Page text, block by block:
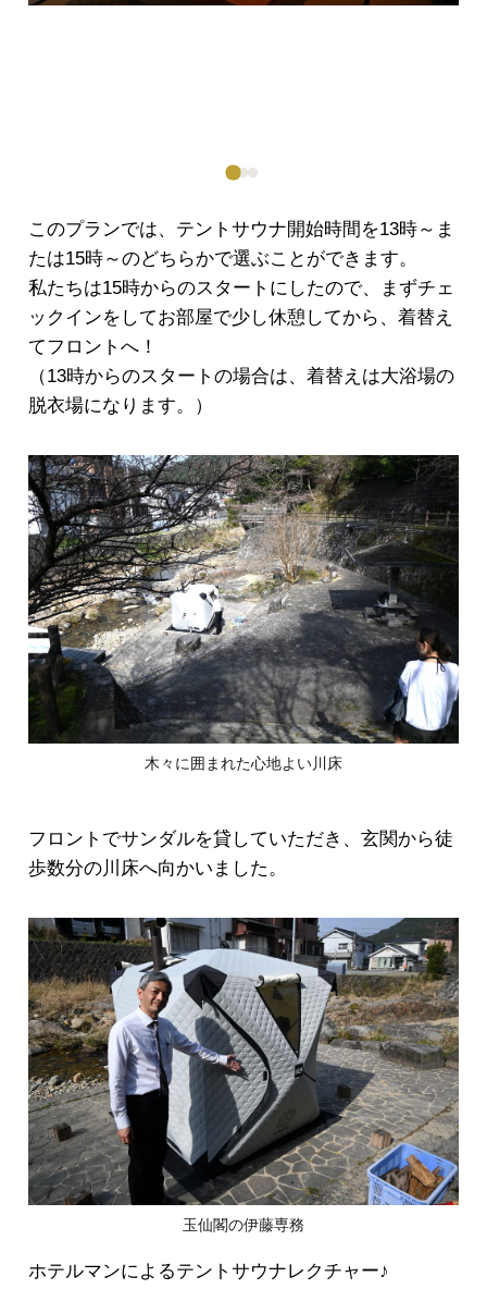
このプランでは、テントサウナ開始時間を13時～ま
たは15時～のどちらかで選ぶことができます。
私たちは15時からのスタートにしたので、まずチェ
ックインをしてお部屋で少し休憩してから、着替え
てフロントへ！
（13時からのスタートの場合は、着替えは大浴場の
脱衣場になります。）
木々に囲まれた心地よい川床
フロントでサンダルを貸していただき、玄関から徒
歩数分の川床へ向かいました。
玉仙閣の伊藤専務
ホテルマンによるテントサウナレクチャー♪